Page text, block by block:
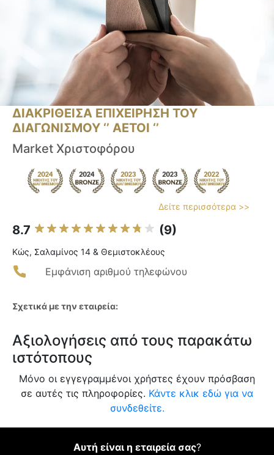
ΔΙΑΚΡΙΘΕΙΣΑ ΕΠΙΧΕΙΡΗΣΗ ΤΟΥ
ΔΙΑΓΩΝΙΣΜΟΥ ‘’ ΑΕΤΟΙ ‘’
Market Χριστοφόρου
Δείτε περισσότερα >>
8.7 (9)
Κώς, Σαλαμίνος 14 & Θεμιστοκλέους
Εμφάνιση αριθμού τηλεφώνου
Σχετικά με την εταιρεία:
Αξιολογήσεις από τους παρακάτω
ιστότοπους
Μόνο οι εγγεγραμμένοι χρήστες έχουν πρόσβαση
σε αυτές τις πληροφορίες. Κάντε κλικ εδώ για να
συνδεθείτε.
Αυτή είναι η εταιρεία σας?